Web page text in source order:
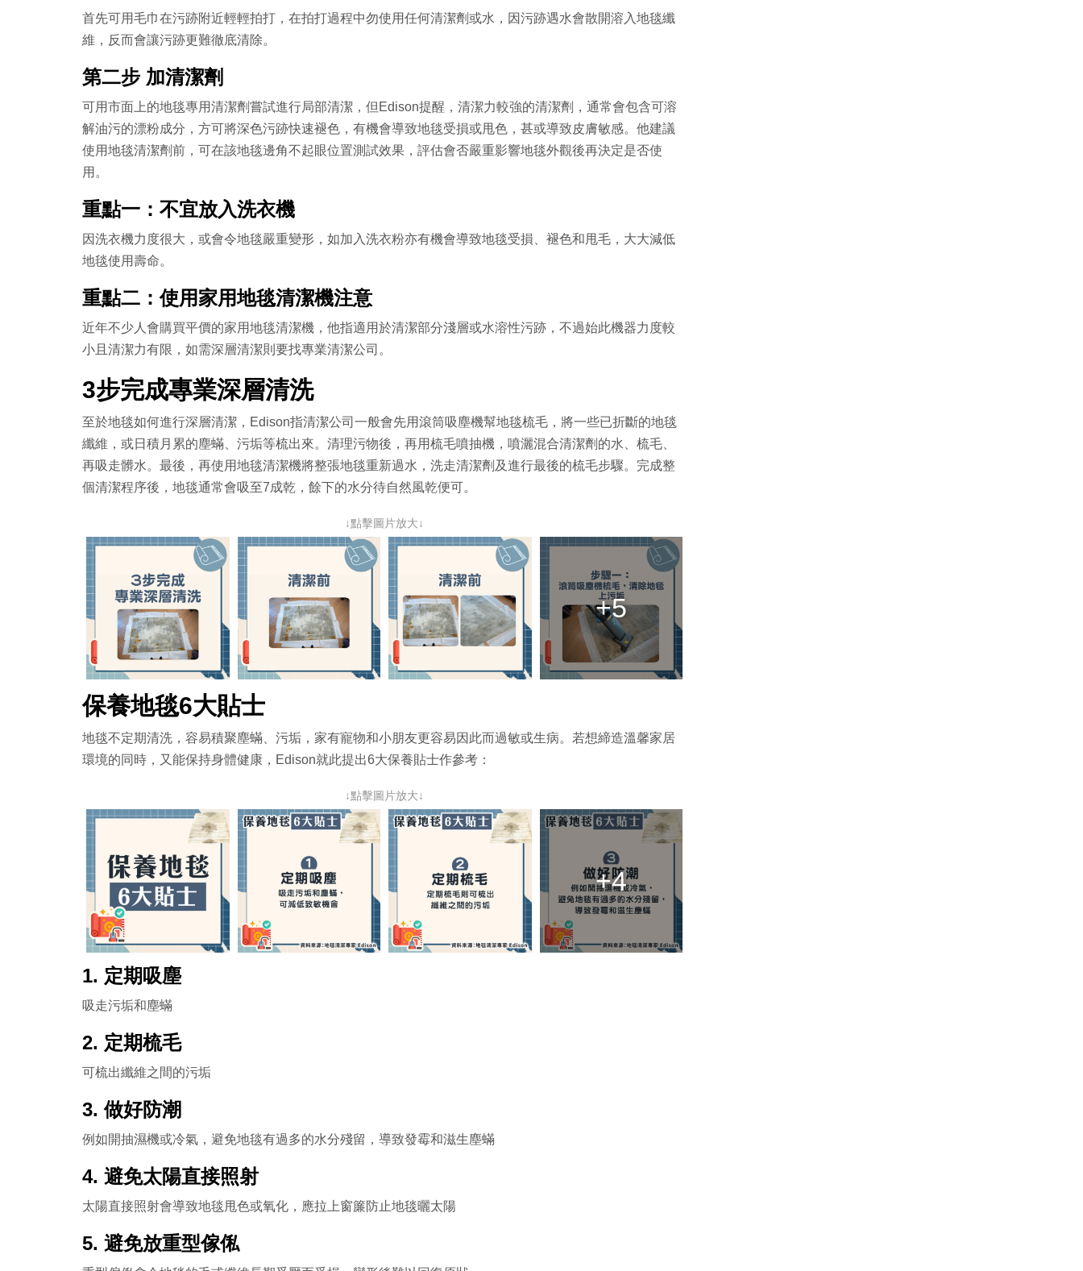
首先可用毛巾在污跡附近輕輕拍打，在拍打過程中勿使用任何清潔劑或水，因污跡遇水會散開溶入地毯纖
維，反而會讓污跡更難徹底清除。
第二步 加清潔劑
可用市面上的地毯專用清潔劑嘗試進行局部清潔，但Edison提醒，清潔力較強的清潔劑，通常會包含可溶
解油污的漂粉成分，方可將深色污跡快速褪色，有機會導致地毯受損或甩色，甚或導致皮膚敏感。他建議
使用地毯清潔劑前，可在該地毯邊角不起眼位置測試效果，評估會否嚴重影響地毯外觀後再決定是否使
用。
重點一：不宜放入洗衣機
因洗衣機力度很大，或會令地毯嚴重變形，如加入洗衣粉亦有機會導致地毯受損、褪色和甩毛，大大減低
地毯使用壽命。
重點二：使用家用地毯清潔機注意
近年不少人會購買平價的家用地毯清潔機，他指適用於清潔部分淺層或水溶性污跡，不過始此機器力度較
小且清潔力有限，如需深層清潔則要找專業清潔公司。
3步完成專業深層清洗
至於地毯如何進行深層清潔，Edison指清潔公司一般會先用滾筒吸塵機幫地毯梳毛，將一些已折斷的地毯
纖維，或日積月累的塵蟎、污垢等梳出來。清理污物後，再用梳毛噴抽機，噴灑混合清潔劑的水、梳毛、
再吸走髒水。最後，再使用地毯清潔機將整張地毯重新過水，洗走清潔劑及進行最後的梳毛步驟。完成整
個清潔程序後，地毯通常會吸至7成乾，餘下的水分待自然風乾便可。
↓點擊圖片放大↓
+5
保養地毯6大貼士
地毯不定期清洗，容易積聚塵蟎、污垢，家有寵物和小朋友更容易因此而過敏或生病。若想締造溫馨家居
環境的同時，又能保持身體健康，Edison就此提出6大保養貼士作參考：
↓點擊圖片放大↓
+4
1. 定期吸塵
吸走污垢和塵蟎
2. 定期梳毛
可梳出纖維之間的污垢
3. 做好防潮
例如開抽濕機或冷氣，避免地毯有過多的水分殘留，導致發霉和滋生塵蟎
4. 避免太陽直接照射
太陽直接照射會導致地毯甩色或氧化，應拉上窗簾防止地毯曬太陽
5. 避免放重型傢俬